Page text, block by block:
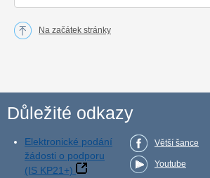
Na začátek stránky
Důležité odkazy
Elektronické podání
žádosti o podporu
(IS KP21+)
Větší šance
Youtube